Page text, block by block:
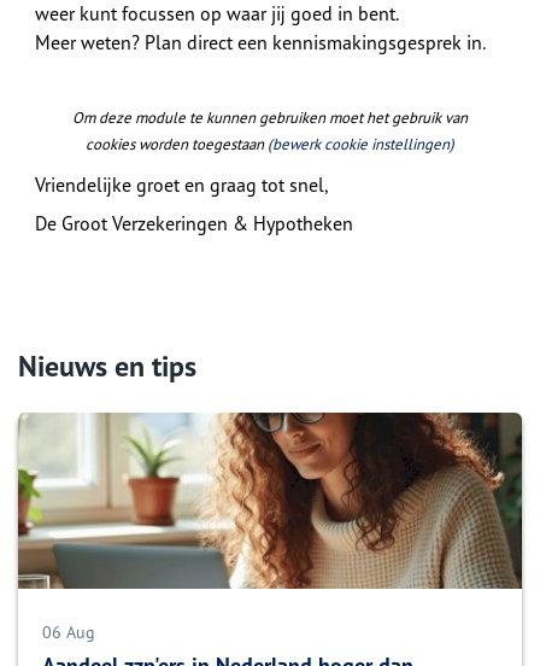
weer kunt focussen op waar jij goed in bent.
Meer weten? Plan direct een kennismakingsgesprek in.
Om deze module te kunnen gebruiken moet het gebruik van
cookies worden toegestaan(bewerk cookie instellingen)
Vriendelijke groet en graag tot snel,
De Groot Verzekeringen & Hypotheken
Nieuws en tips
06 Aug